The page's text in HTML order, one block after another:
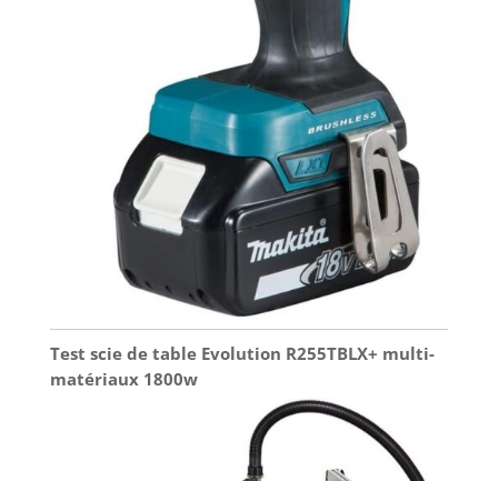
Test scie de table Evolution R255TBLX+ multi-
matériaux 1800w